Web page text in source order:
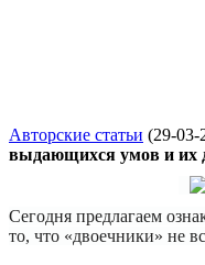
Авторские статьи (29-03-
выдающихся умов и их
Сегодня предлагаем
то, что «двоечники» не